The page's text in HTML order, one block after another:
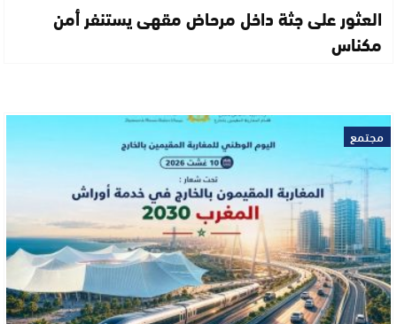
العثور على جثة داخل مرحاض مقهى يستنفر أمن
مكناس
مجتمع